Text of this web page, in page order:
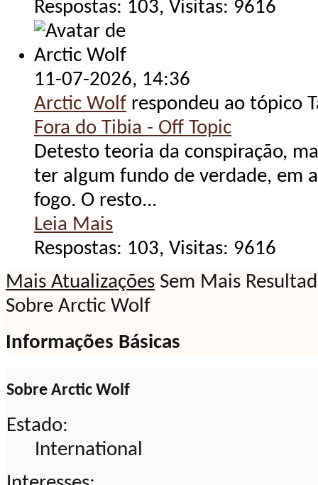
Respostas: 103, Visitas: 9616
11-07-2026, 14:36
Arctic Wolf respondeu ao tópico
Fora do Tibia - Off Topic
Detesto teoria da conspiração,
ter algum fundo de verdade, em
fogo. O resto...
Leia Mais
Respostas: 103, Visitas: 9616
Mais Atualizações Sem Mais
Sobre Arctic Wolf
Informações Básicas
Sobre Arctic Wolf
Estado:
International